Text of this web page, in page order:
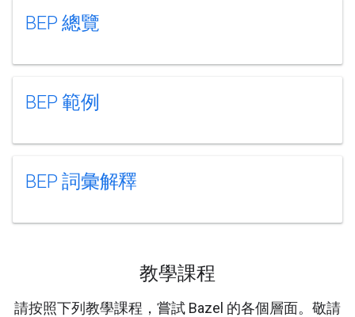
BEP 總覽
BEP 範例
BEP 詞彙解釋
教學課程
請按照下列教學課程，嘗試 Bazel 的各個層面。敬請